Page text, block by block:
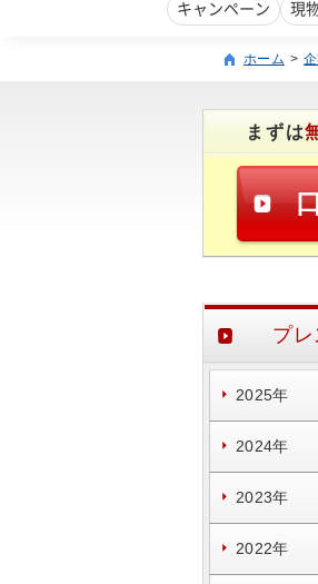
キャンペーン 現
ホーム
まずは
プレ
2025年
2024年
2023年
2022年